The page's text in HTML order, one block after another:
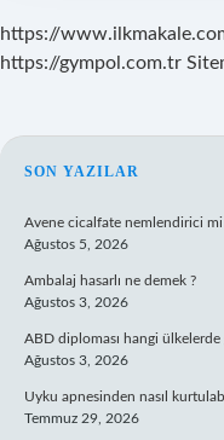
https://
https://gympol.com.tr
SIDEBAR
SON YAZILAR
Avene cicalfate nemlendirici mi
Ağustos 5, 2026
Ambalaj hasarlı ne demek ?
Ağustos 3, 2026
ABD diploması hangi ülkelerde
Ağustos 3, 2026
Uyku apnesinden nasıl
Temmuz 29, 2026